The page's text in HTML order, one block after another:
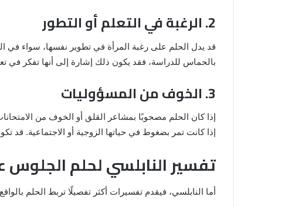
2. الرغبة في التعلم أو التطور
قد يدل الحلم على رغبة المرأة في تطوير نفسها، سواء في
بالحماس للدراسة، فقد يكون ذلك إشارة إلى أنها تفكر
3. الخوف من المسؤوليات
إذا كان الحلم مصحوبًا بمشاعر القلق أو الخوف من
إذا كانت تمر بضغوط في حياتها الزوجية أو الاجتماعية. قد
تفسير النابلسي لحلم الجلوس
أما النابلسي، فيقدم تفسيرات أكثر تفصيلًا تربط الحلم
خروج شي من الدبر في المنام للمتزوجة